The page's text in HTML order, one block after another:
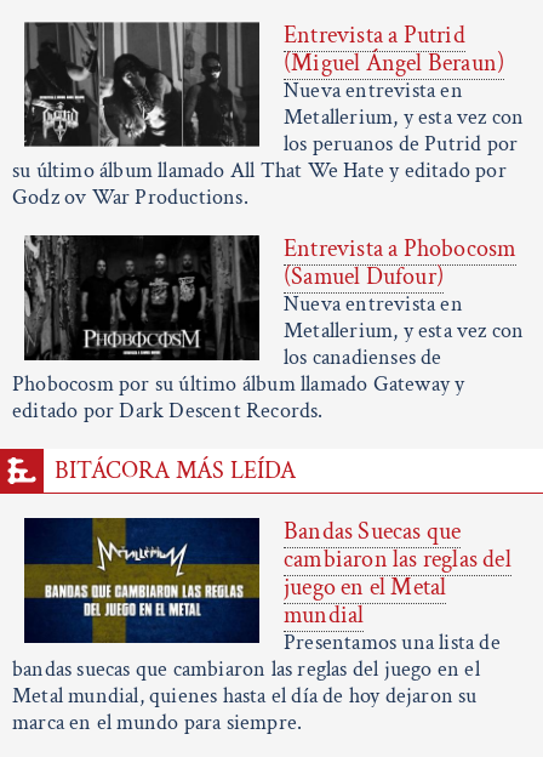
Entrevista a Putrid
(Miguel Ángel Beraun)
Nueva entrevista en
Metallerium, y esta vez con
los peruanos de Putrid por
su último álbum llamado All That We Hate y editado por
Godz ov War Productions.
Entrevista a Phobocosm
(Samuel Dufour)
Nueva entrevista en
Metallerium, y esta vez con
los canadienses de
Phobocosm por su último álbum llamado Gateway y
editado por Dark Descent Records.
BITÁCORA MÁS LEÍDA
Bandas Suecas que
cambiaron las reglas del
juego en el Metal
mundial
Presentamos una lista de
bandas suecas que cambiaron las reglas del juego en el
Metal mundial, quienes hasta el día de hoy dejaron su
marca en el mundo para siempre.